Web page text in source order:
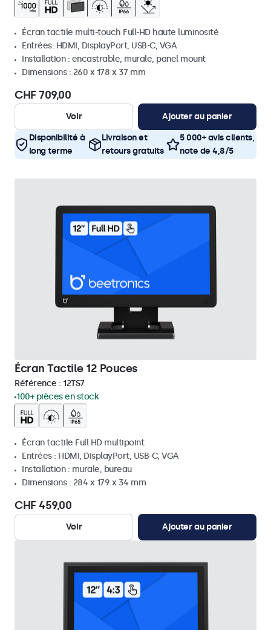
Écran tactile multi-touch Full-HD haute luminosité
Entrées: HDMI, DisplayPort, USB-C, VGA
Installation : encastrable, murale, panel mount
Dimensions : 260 x 178 x 37 mm
CHF 709,00
Voir Ajouter au panier
Disponibilité à
long terme
Livraison et
retours gratuits
5 000+ avis clients,
note de 4,8/5
Écran Tactile 12 Pouces
Référence : 12TS7
100+ pièces en stock
Écran tactile Full HD multipoint
Entrées : HDMI, DisplayPort, USB-C, VGA
Installation : murale, bureau
Dimensions : 284 x 179 x 34 mm
CHF 459,00
Voir Ajouter au panier